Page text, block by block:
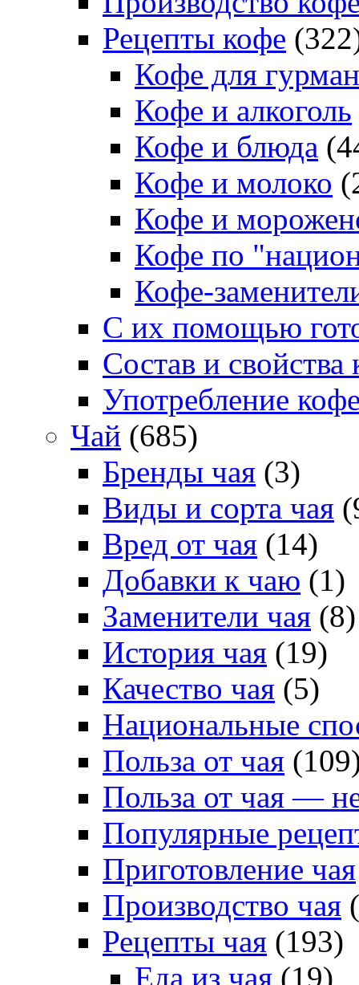
Рецепты кофе
Кофе для
Кофе и алкоголь
Кофе и блюда
Кофе и молоко
Кофе и
Кофе по
Кофе-
С их помощью
Состав и свойства
Употребление
Чай (685)
Бренды чая (3)
Виды и сорта чая
Вред от чая (14)
Добавки к чаю (1)
Заменители чая (8)
История чая (19)
Качество чая (5)
Национальные
Польза от чая
Польза от чая —
Популярные
Приготовление чая
Производство чая
Рецепты чая (193)
Еда из чая (19)